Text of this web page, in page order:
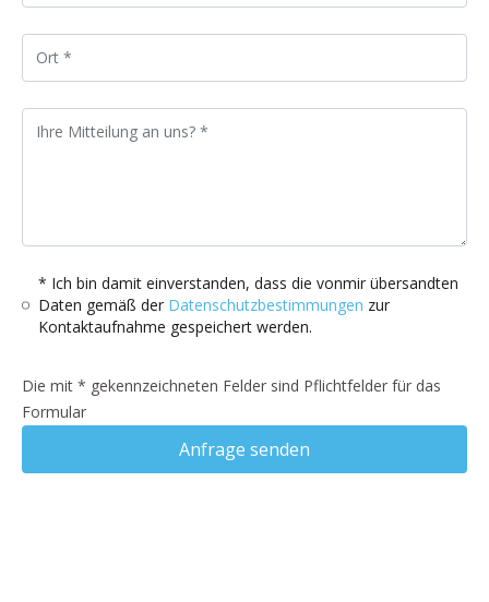
* Ich bin damit einverstanden, dass die vonmir übersandten
Daten gemäß der Datenschutzbestimmungen zur
Kontaktaufnahme gespeichert werden.
Die mit * gekennzeichneten Felder sind Pflichtfelder für das
Formular
Anfrage senden